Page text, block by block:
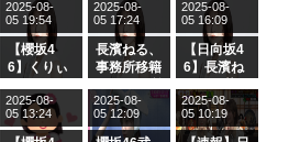
【櫻坂4
6】くりぃ
の2人を手
玉に取る大
沼晶保【く
2025-08-
05 19:54
長濱ねる、
事務所移籍
属を発表
2025-08-
05 17:24
【日向坂4
6】長濱ね
ら移籍しフ
ラーム所属
に。これで
2025-08-
05 16:09
2025-08-
05 13:24
2025-08-
05 12:09
2025-08-
05 10:19